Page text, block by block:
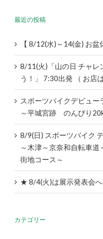
最近の投稿
【 8/12(水)～14(金) お盆
8/11(火)「山の日 チャレ
う！」 7:30出発 （ お店
スポーツバイクデビュ
～平城宮跡 のんびり
8/9(日) スポーツバイク
～木津～京奈和自転車
街地コース～
★ 8/4(火)は展示発表会
カテゴリー